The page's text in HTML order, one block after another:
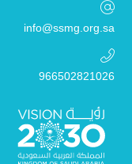
info@ssmg.org.sa
966502821026